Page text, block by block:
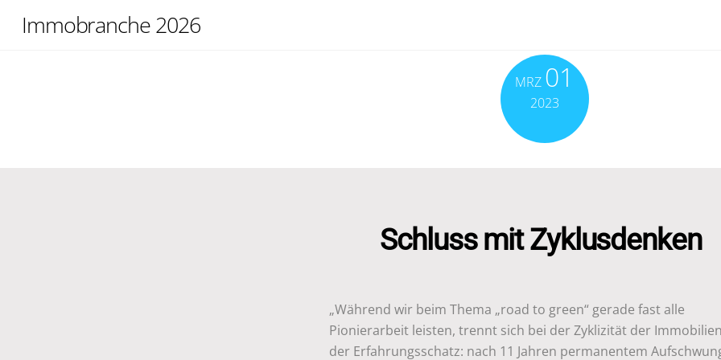
Immobranche 2026
MRZ 01
2023
Schluss mit Zyklusdenken
„Während wir beim Thema „road to green“ gerade fast alle
Pionierarbeit leisten, trennt sich bei der Zyklizität der
der Erfahrungsschatz: nach 11 Jahren permanentem